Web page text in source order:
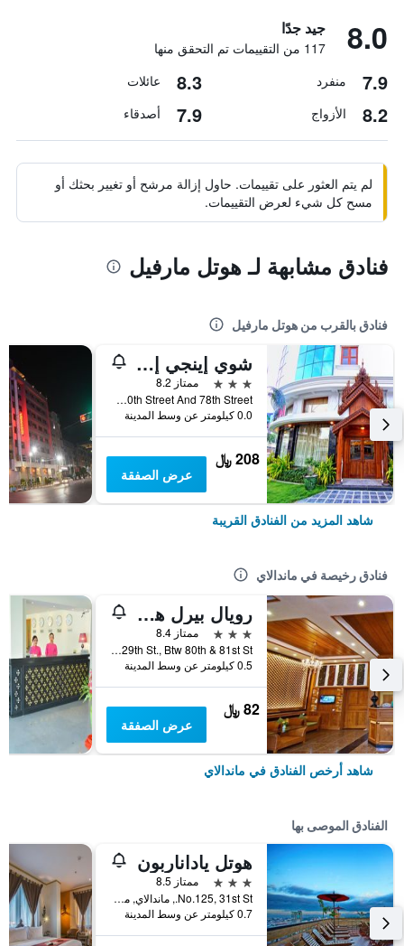
8.0 جيد جدًا
117 من التقييمات تم التحقق منها
7.9 منفرد 8.3 عائلات
8.2 الأزواج 7.9 أصدقاء
لم يتم العثور على تقييمات. حاول إزالة مرشح أو تغيير بحثك أو
مسح كل شيء لعرض التقييمات.
فنادق مشابهة لـ هوتل مارفيل
فنادق بالقرب من هوتل مارفيل
شوي إينجي إن هوتل
3 نجوم
ممتاز 8.2
Corner Of 30th Street And 78th Street, ماندالاي, ميانمار (بورما)
0.0 كيلومتر عن وسط المدينة
208 ﷼
عرض الصفقة
شاهد المزيد من الفنادق القريبة
فنادق رخيصة في ماندالاي
رويال بيرل هوتل
3 نجوم
ممتاز 8.4
No. 196, 29th St., Btw 80th & 81st St., ماندالاي, ميانمار (بورما)
0.5 كيلومتر عن وسط المدينة
82 ﷼
عرض الصفقة
شاهد أرخص الفنادق في ماندالاي
الفنادق الموصى بها
هوتل ياداناربون
3 نجوم
ممتاز 8.5
No.125, 31st St., ماندالاي, ميانمار (بورما)
0.7 كيلومتر عن وسط المدينة